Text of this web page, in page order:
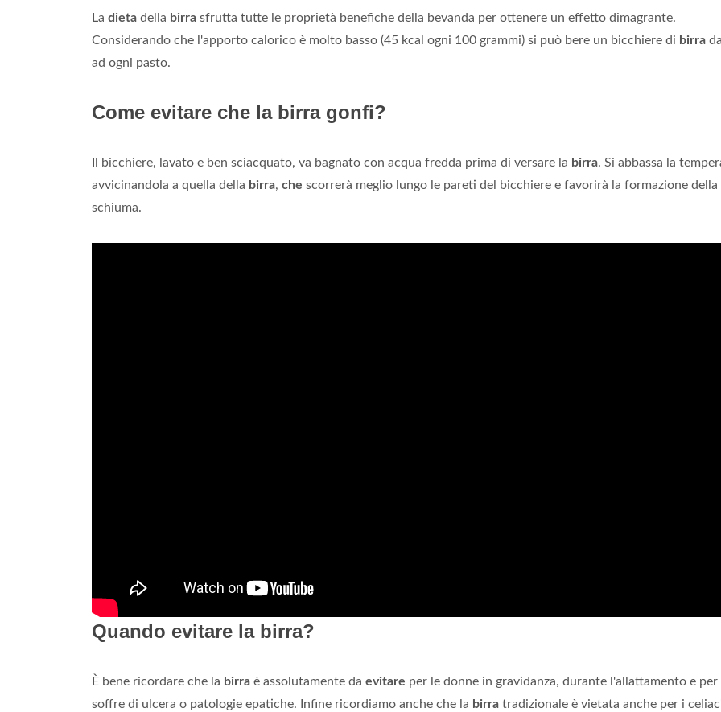
La dieta della birra sfrutta tutte le proprietà benefiche della bevanda per ottenere un effetto dimagrante.
Considerando che l'apporto calorico è molto basso (45 kcal ogni 100 grammi) si può bere un bicchiere di birra
ad ogni pasto.
Come evitare che la birra gonfi?
Il bicchiere, lavato e ben sciacquato, va bagnato con acqua fredda prima di versare la birra. Si abbassa la
avvicinandola a quella della birra, che scorrerà meglio lungo le pareti del bicchiere e favorirà la formazione della
schiuma.
Quando evitare la birra?
È bene ricordare che la birra è assolutamente da evitare per le donne in gravidanza, durante l'allattamento e per
soffre di ulcera o patologie epatiche. Infine ricordiamo anche che la birra tradizionale è vietata anche per i